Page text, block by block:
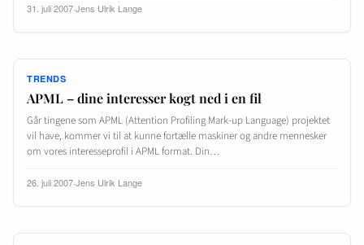
31. juli 2007·Jens Ulrik Lange
TRENDS
APML – dine interesser kogt ned i en fil
Går tingene som APML (Attention Profiling Mark-up Language) projektet
vil have, kommer vi til at kunne fortælle maskiner og andre mennesker
om vores interesseprofil i APML format. Din…
26. juli 2007·Jens Ulrik Lange